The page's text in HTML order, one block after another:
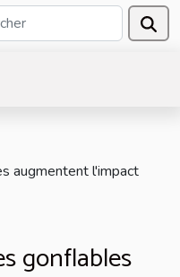
augmentent l'impact
gonflables